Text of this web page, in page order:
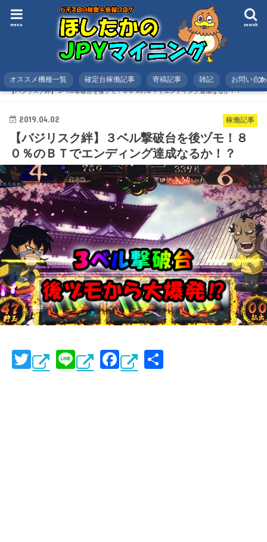
search
menu
オススメ機種一覧 確定台稼働記事 寄稿記事 雑記 お問い合
HOME スロット
稼働記事
【バジリスク絆】３ベル撃破台を後ヅモ！８０％のＢＴでエンディング達成なるか！？
稼働記事
2019.04.02
【バジリスク絆】３ベル撃破台を後ヅモ！８
０％のＢＴでエンディング達成なるか！？
T
wi
Li
n
F
a